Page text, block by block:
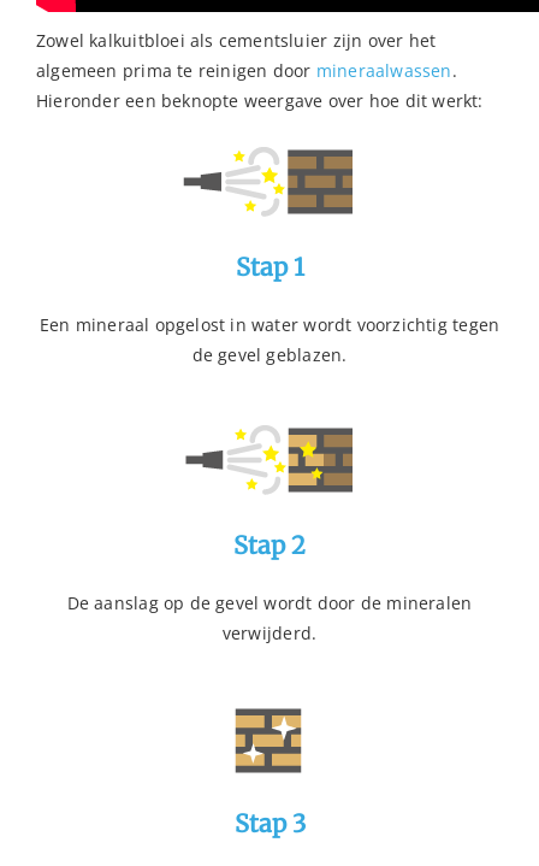
Zowel kalkuitbloei als cementsluier zijn over het
algemeen prima te reinigen door mineraalwassen.
Hieronder een beknopte weergave over hoe dit werkt:
Stap 1
Een mineraal opgelost in water wordt voorzichtig tegen
de gevel geblazen.
Stap 2
De aanslag op de gevel wordt door de mineralen
verwijderd.
Stap 3